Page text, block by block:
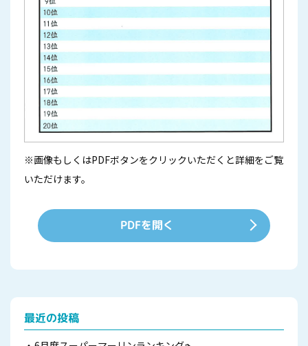
※画像もしくはPDFボタンをクリックいただくと詳細をご覧
いただけます。
PDFを開く
最近の投稿